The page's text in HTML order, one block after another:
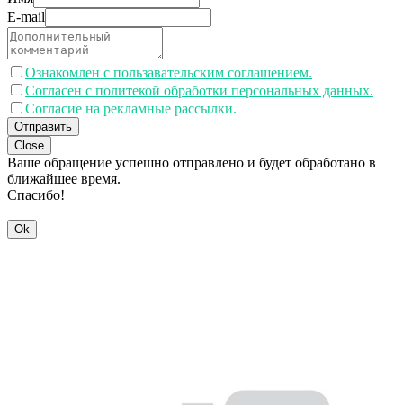
E-mail
Ознакомлен с пользавательским соглашением.
Согласен с политекой обработки персональных данных.
Согласие на рекламные рассылки.
Отправить
Close
Ваше обращение успешно отправлено и будет обработано в
ближайшее время.
Спасибо!
Ok